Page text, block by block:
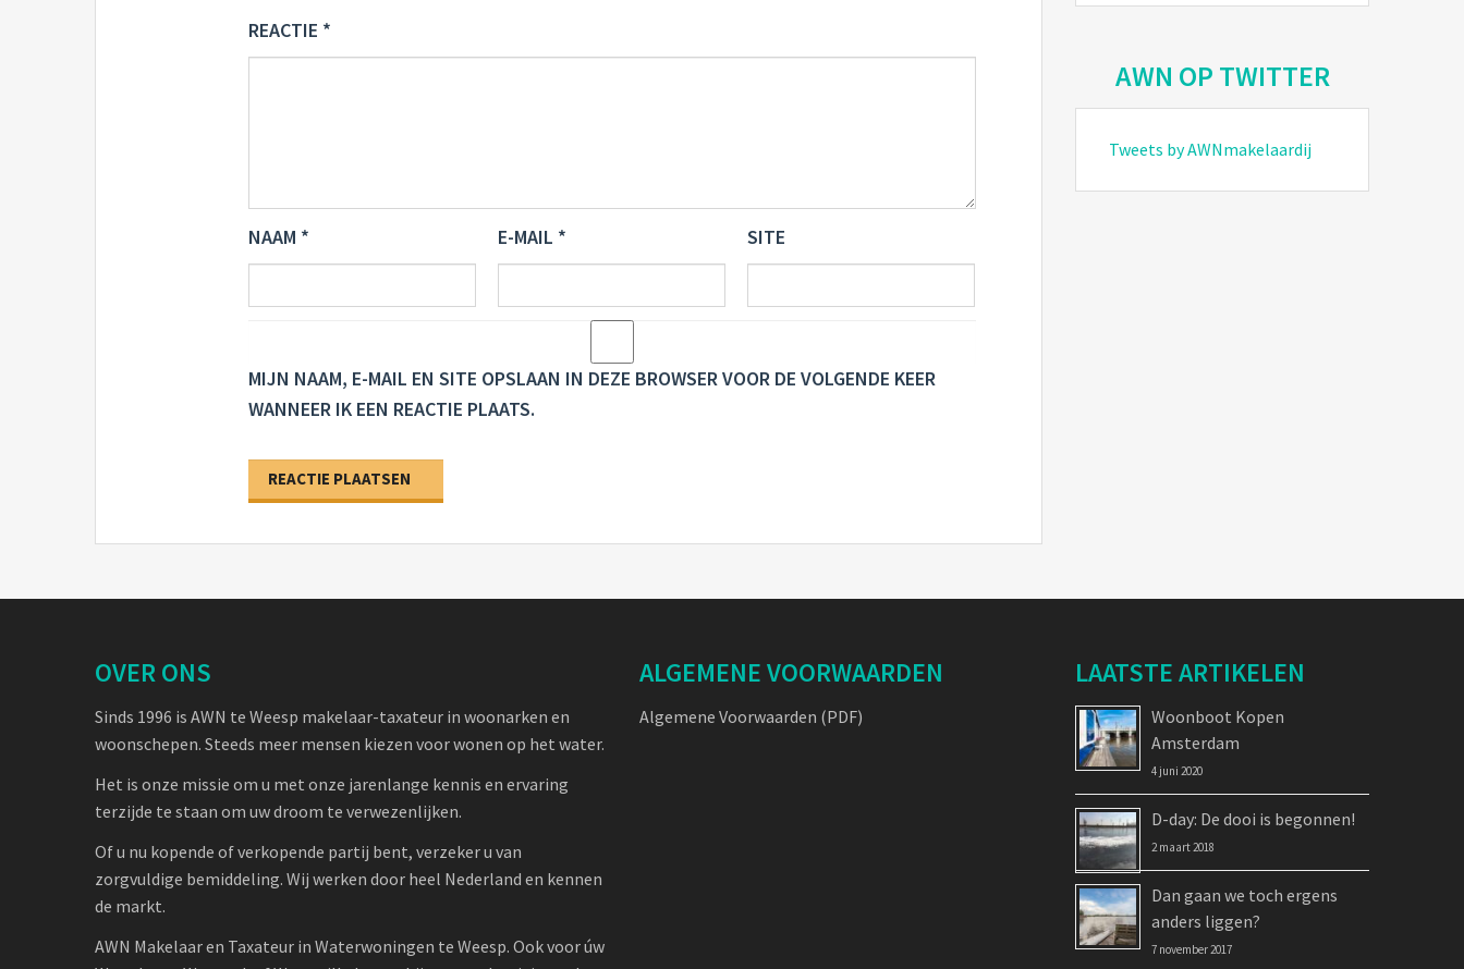
REACTIE *
NAAM * E-MAIL * SITE
MIJN NAAM, E-MAIL EN SITE OPSLAAN IN DEZE BROWSER VOOR DE VOLGENDE KEER
WANNEER IK EEN REACTIE PLAATS.
AWN OP TWITTER
Tweets by AWNmakelaardij
OVER ONS
Sinds 1996 is AWN te Weesp makelaar-taxateur in woonarken en
woonschepen. Steeds meer mensen kiezen voor wonen op het water.
Het is onze missie om u met onze jarenlange kennis en ervaring
terzijde te staan om uw droom te verwezenlijken.
Of u nu kopende of verkopende partij bent, verzeker u van
zorgvuldige bemiddeling. Wij werken door heel Nederland en kennen
de markt.
AWN Makelaar en Taxateur in Waterwoningen te Weesp. Ook voor úw
ALGEMENE VOORWAARDEN
Algemene Voorwaarden (PDF)
LAATSTE ARTIKELEN
Woonboot Kopen
Amsterdam
4 juni 2020
D-day: De dooi is begonnen!
2 maart 2018
Dan gaan we toch ergens
anders liggen?
7 november 2017